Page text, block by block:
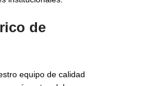
de
equipo de calidad